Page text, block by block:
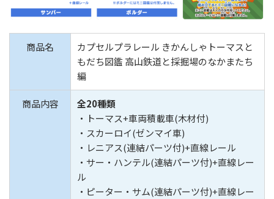
商品名
カプセルプラレール きかんしゃトーマスと
もだち図鑑 高山鉄道と採掘場のなかまたち
編
商品内容
全20種類
・トーマス+車両積載車(木材付)
・スカーロイ(ゼンマイ車)
・レニアス(連結パーツ付)+直線レール
・サー・ハンテル(連結パーツ付)+直線レー
ル
・ピーター・サム(連結パーツ付)+直線レー